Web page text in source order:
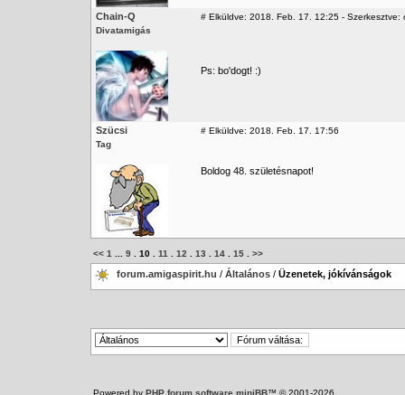
Chain-Q
Divatamigás
# Elküldve: 2018. Feb. 17. 12:25 - Szerkesztve:
Ps: bo'dogt! :)
Szücsi
Tag
# Elküldve: 2018. Feb. 17. 17:56
Boldog 48. születésnapot!
<< 1 9 10 11 12 13 14 15 >>
forum.amigaspirit.hu / Általános / Üzenetek, jókívánságok
Powered by PHP forum software miniBB™ © 2001-2026